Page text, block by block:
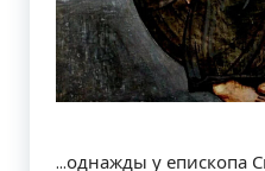
…однажды у епископа